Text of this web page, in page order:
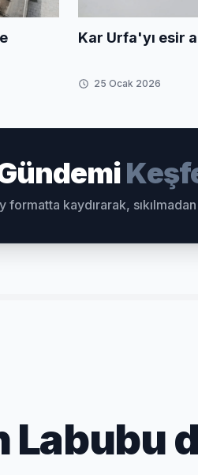
Kar Urfa'yı esir
25 Ocak 2026
formatta kaydırarak,
Labubu